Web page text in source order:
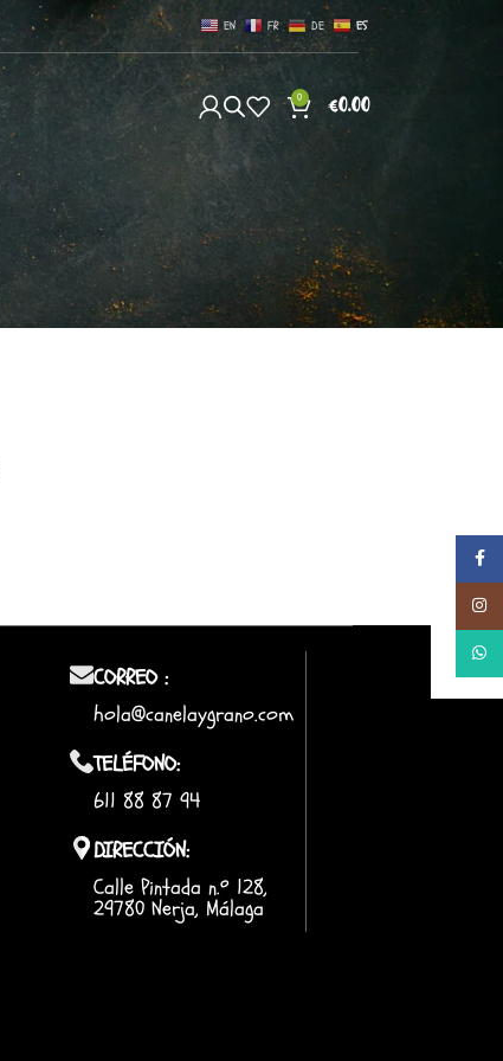
EN FR DE ES
0 €0.00
CORREO :
hola@canelaygrano.com
TELÉFONO:
611 88 87 94
DIRECCIÓN:
Calle Pintada n.º 128,
29780 Nerja, Málaga